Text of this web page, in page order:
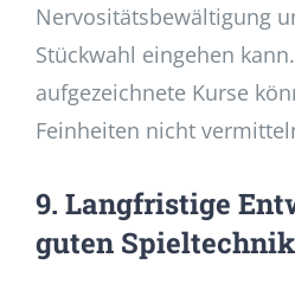
Nervositätsbewältigung
Stückwahl eingehen
aufgezeichnete Kurse
Feinheiten nicht
9. Langfristige
guten Spieltechnik